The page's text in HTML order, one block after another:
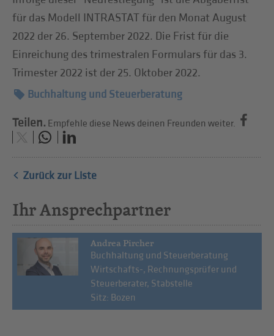
für das Modell INTRASTAT für den Monat August
2022 der 26. September 2022. Die Frist für die
Einreichung des trimestralen Formulars für das 3.
Trimester 2022 ist der 25. Oktober 2022.
Buchhaltung und Steuerberatung
Teilen. Empfehle diese News deinen Freunden weiter.
Zurück zur Liste
Ihr Ansprechpartner
Andrea Pircher
Buchhaltung und Steuerberatung
Wirtschafts-, Rechnungsprüfer und
Steuerberater, Stabstelle
Sitz: Bozen